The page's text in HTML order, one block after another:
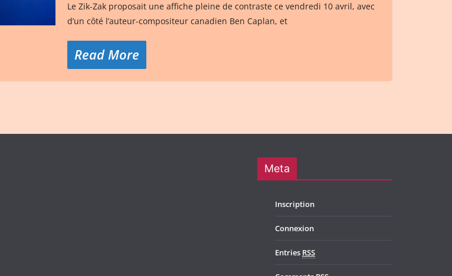
Le Zik-Zak proposait une affiche pleine de contraste ce vendredi 10 avril, avec
d’un côté l’auteur-compositeur canadien Ben Caplan, et
Read More
Meta
Inscription
Connexion
Entries RSS